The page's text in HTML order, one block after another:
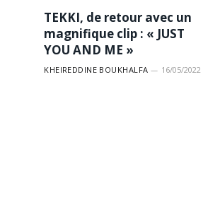
TEKKI, de retour avec un
magnifique clip : « JUST
YOU AND ME »
KHEIREDDINE BOUKHALFA 16/05/2022